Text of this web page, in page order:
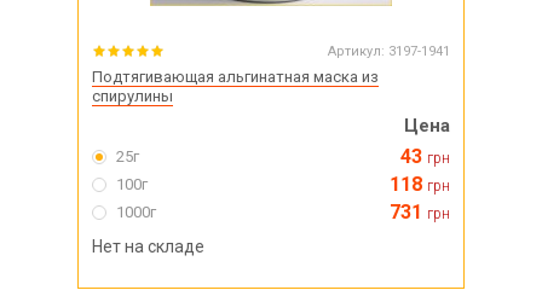
Артикул: 3197-1941
Подтягивающая альгинатная маска из
спирулины
Цена
25г 43 грн
100г 118 грн
1000г 731 грн
Нет на складе